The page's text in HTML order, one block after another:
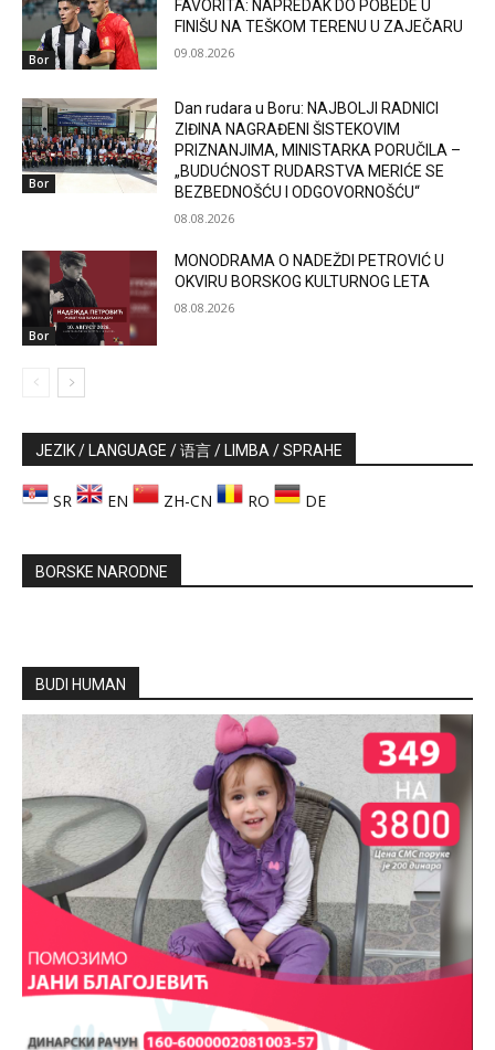
Bor
FAVORITA: NAPREDAK DO POBEDE U
FINIŠU NA TEŠKOM TERENU U ZAJEČARU
09.08.2026
Bor
Dan rudara u Boru: NAJBOLJI RADNICI
ZIĐINA NAGRAĐENI ŠISTEKOVIM
PRIZNANJIMA, MINISTARKA PORUČILA –
„BUDUĆNOST RUDARSTVA MERIĆE SE
BEZBEDNOŠĆU I ODGOVORNOŠĆU“
08.08.2026
Bor
MONODRAMA O NADEŽDI PETROVIĆ U
OKVIRU BORSKOG KULTURNOG LETA
08.08.2026
JEZIK / LANGUAGE / 语言 / LIMBA / SPRAHE
SR EN ZH-CN RO DE
BORSKE NARODNE
BUDI HUMAN